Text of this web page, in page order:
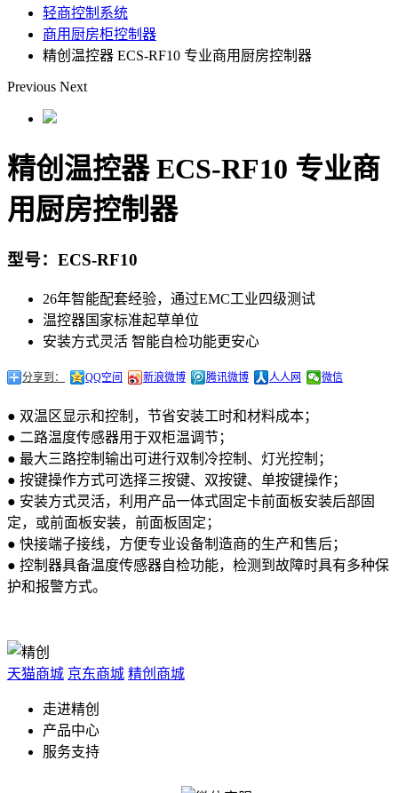
轻商控制系统
商用厨房柜控制器
精创温控器 ECS-RF10 专业商用厨房控制器
Previous Next
精创温控器 ECS-RF10 专业商
用厨房控制器
型号：ECS-RF10
26年智能配套经验，通过EMC工业四级测试
温控器国家标准起草单位
安装方式灵活 智能自检功能更安心
分享到： QQ空间 新浪微博 腾讯微博 人人网 微信
● 双温区显示和控制，节省安装工时和材料成本；
● 二路温度传感器用于双柜温调节；
● 最大三路控制输出可进行双制冷控制、灯光控制；
● 按键操作方式可选择三按键、双按键、单按键操作；
● 安装方式灵活，利用产品一体式固定卡前面板安装后部固
定，或前面板安装，前面板固定；
● 快接端子接线，方便专业设备制造商的生产和售后；
● 控制器具备温度传感器自检功能，检测到故障时具有多种保
护和报警方式。
天猫商城 京东商城 精创商城
走进精创
产品中心
服务支持